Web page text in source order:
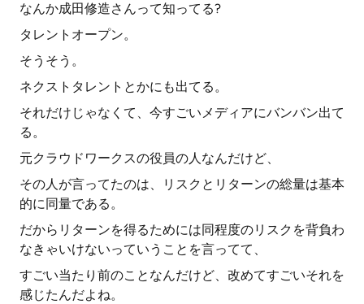
なんか成田修造さんって知ってる?
タレントオープン。
そうそう。
ネクストタレントとかにも出てる。
それだけじゃなくて、今すごいメディアにバンバン出て
る。
元クラウドワークスの役員の人なんだけど、
その人が言ってたのは、リスクとリターンの総量は基本
的に同量である。
だからリターンを得るためには同程度のリスクを背負わ
なきゃいけないっていうことを言ってて、
すごい当たり前のことなんだけど、改めてすごいそれを
感じたんだよね。